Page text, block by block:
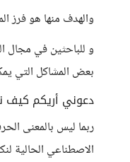
والهدف منها هو فرز
و للباحثين في مجال
بعض المشاكل التي
دعوني أريكم كيف
ربما ليس بالمعنى
الاصطناعي الحالية